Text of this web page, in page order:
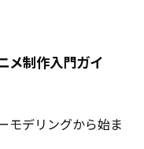
メ制作入門ガイ
モデリングから始ま